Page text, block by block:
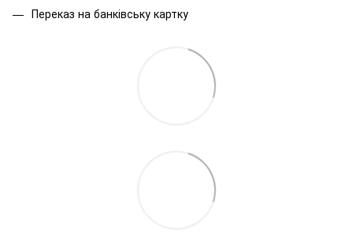
Переказ на банківську картку